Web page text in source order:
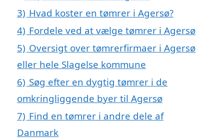
3) Hvad koster en tømrer i Agersø?
4) Fordele ved at vælge tømrer i Agersø
5) Oversigt over tømrerfirmaer i Agersø
eller hele Slagelse kommune
6) Søg efter en dygtig tømrer i de
omkringliggende byer til Agersø
7) Find en tømrer i andre dele af
Danmark